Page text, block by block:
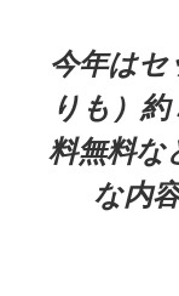
今年はセ
りも）約
料無料な
な内